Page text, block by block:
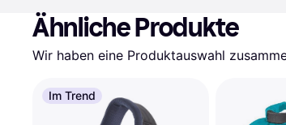
Ähnliche Produkte
Wir haben eine Produktauswahl
Im Trend